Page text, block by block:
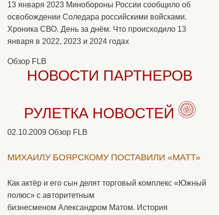
13 января 2023 Минобороны России сообщило об
освобождении Соледара российскими войсками.
Хроника СВО. День за днём. Что происходило 13
января в 2022, 2023 и 2024 годах
Обзор FLB
НОВОСТИ ПАРТНЕРОВ
РУЛЕТКА НОВОСТЕЙ
02.10.2009 Обзор FLB
МИХАИЛУ БОЯРСКОМУ ПОСТАВИЛИ «МАТТ»
Как актёр и его сын делят торговый комплекс «Южный
полюс» с авторитетным
бизнесменом Александром Матом. История